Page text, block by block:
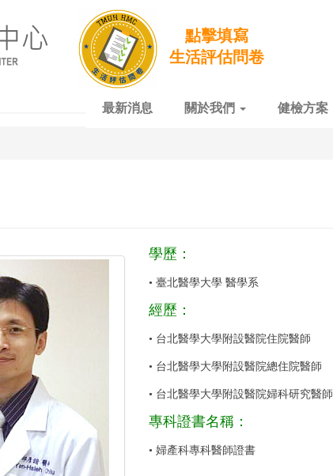
點擊填寫
生活評估問卷
最新消息 關於我們 健檢方案
學歷：
• 臺北醫學大學 醫學系
經歷：
• 台北醫學大學附設醫院住院醫師
• 台北醫學大學附設醫院總住院醫師
• 台北醫學大學附設醫院婦科研究醫師
專科證書名稱：
• 婦產科專科醫師證書